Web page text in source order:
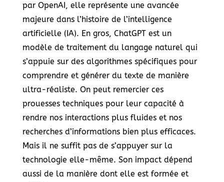
par OpenAI, elle représente une avancée
majeure dans l’histoire de l’intelligence
artificielle (IA). En gros, ChatGPT est un
modèle de traitement du langage naturel qui
s’appuie sur des algorithmes spécifiques pour
comprendre et générer du texte de manière
ultra-réaliste. On peut remercier ces
prouesses techniques pour leur capacité à
rendre nos interactions plus fluides et nos
recherches d’informations bien plus efficaces.
Mais il ne suffit pas de s’appuyer sur la
technologie elle-même. Son impact dépend
aussi de la manière dont elle est formée et